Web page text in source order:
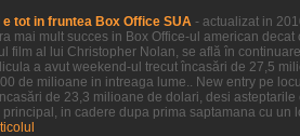
tot in fruntea Box Office SUA - actualizat in
mai mult succes in Box Office-ul american
film al lui Christopher Nolan, se află în
a avut weekend-ul trecut încasări de 27,5
de milioane in intreaga lume.. New entry pe
de 23,3 milioane de dolari, desi
in cadere dupa prima saptamana cu